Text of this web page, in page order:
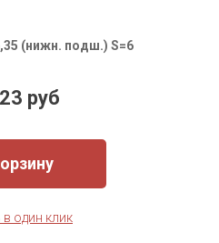
(нижн. подш.) S=6
руб
в один клик